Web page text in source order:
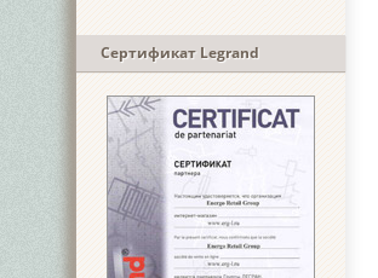
Сертификат Legrand